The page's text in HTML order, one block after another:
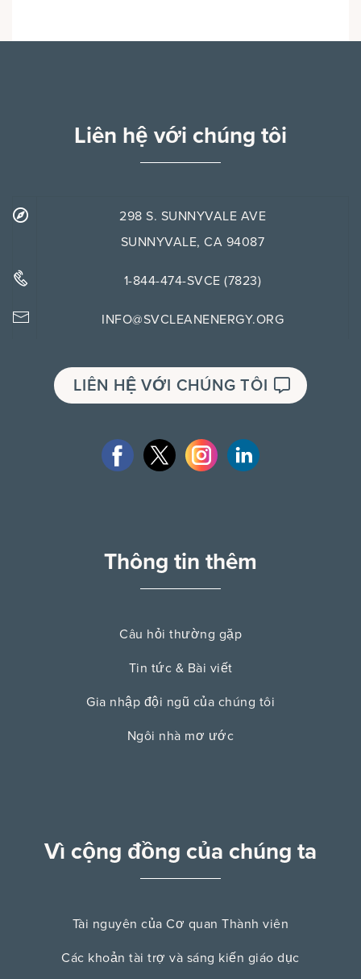
Liên hệ với chúng tôi
298 S. SUNNYVALE AVE
SUNNYVALE, CA 94087
1-844-474-SVCE (7823)
INFO@SVCLEANENERGY.ORG
LIÊN HỆ VỚI CHÚNG TÔI
Thông tin thêm
Câu hỏi thường gặp
Tin tức & Bài viết
Gia nhập đội ngũ của chúng tôi
Ngôi nhà mơ ước
Vì cộng đồng của chúng ta
Tài nguyên của Cơ quan Thành viên
Các khoản tài trợ và sáng kiến ​​giáo dục